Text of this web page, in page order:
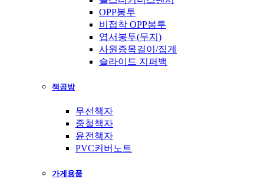
OPP봉투
비접착 OPP봉투
엽서봉투(무지)
사원증목걸이/집게
슬라이드 지퍼백
책공방
무선책자
중철책자
윤전책자
PVC커버노트
가게용품